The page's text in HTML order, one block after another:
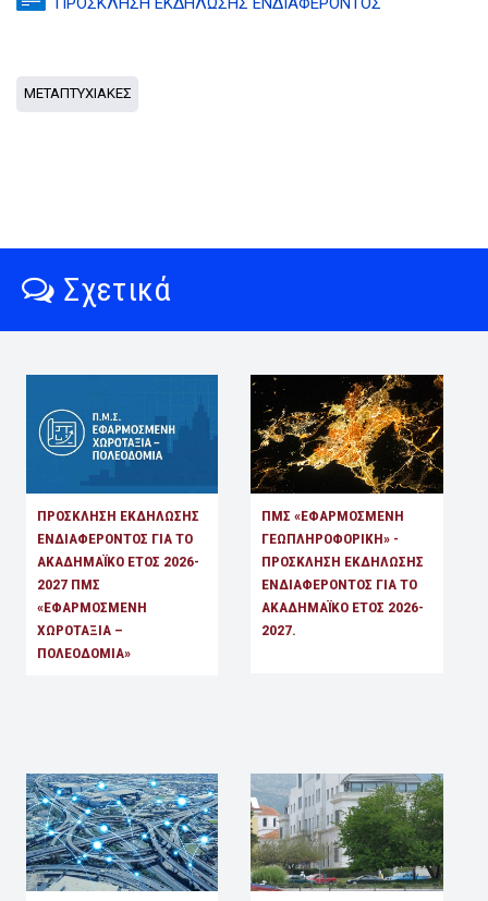
ΜΕΤΑΠΤΥΧΙΑΚΕΣ
Σχετικά
ΠΡΟΣΚΛΗΣΗ ΕΚΔΗΛΩΣΗΣ
ΕΝΔΙΑΦΕΡΟΝΤΟΣ ΓΙΑ ΤΟ
ΑΚΑΔΗΜΑΪΚΟ ΕΤΟΣ 2026-
2027 ΠΜΣ
«ΕΦΑΡΜΟΣΜΕΝΗ
ΧΩΡΟΤΑΞΙΑ –
ΠΟΛΕΟΔΟΜΙΑ»
ΠΜΣ «ΕΦΑΡΜΟΣΜΕΝΗ
ΓΕΩΠΛΗΡΟΦΟΡΙΚΗ» -
ΠΡΟΣΚΛΗΣΗ ΕΚΔΗΛΩΣΗΣ
ΕΝΔΙΑΦΕΡΟΝΤΟΣ ΓΙΑ ΤΟ
ΑΚΑΔΗΜΑΪΚΟ ΕΤΟΣ 2026-
2027.